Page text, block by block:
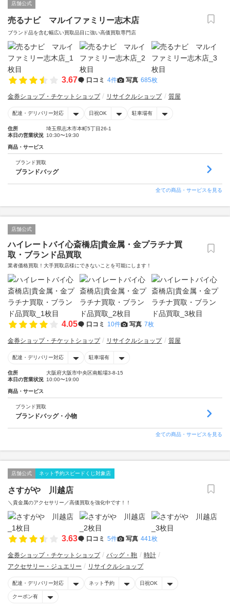
店舗公式
売るナビ マルイファミリー志木店
ブランド品を含む幅広い買取品目に強い高価買取専門店
3.67 口コミ 4件 写真 685枚
金券ショップ・チケットショップ リサイクルショップ 質屋
配達・デリバリー対応 日祝OK 駐車場有
住所
埼玉県志木市本町5丁目26-1
本日の営業状況 10:30〜19:30
商品・サービス
ブランド買取
ブランドバッグ
全ての商品・サービスを見る
店舗公式
ハイレートバイ心斎橋店|貴金属・金プラチナ買
取・ブランド品買取
業者価格買取！大手買取店様にできないことを可能にします！
4.05 口コミ 10件 写真 7枚
金券ショップ・チケットショップ リサイクルショップ 質屋
配達・デリバリー対応 駐車場有
住所
大阪府大阪市中央区南船場3-8-15
本日の営業状況 10:00〜19:00
商品・サービス
ブランド買取
ブランドバッグ・小物
全ての商品・サービスを見る
店舗公式 ネット予約スピードくじ対象店
さすがや 川越店
＼貴金属のアクセサリー／高価買取を強化中です！！
3.63 口コミ 5件 写真 441枚
金券ショップ・チケットショップ バッグ・鞄
時計
アクセサリー・ジュエリー
リサイクルショップ
配達・デリバリー対応 ネット予約 日祝OK
クーポン有